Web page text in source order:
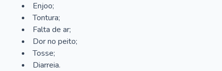
Enjoo;
Tontura;
Falta de ar;
Dor no peito;
Tosse;
Diarreia.